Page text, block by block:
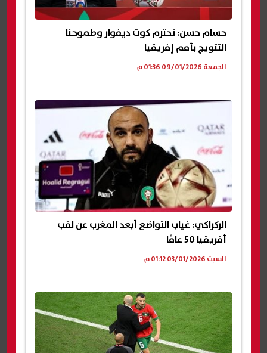
حسام حسن: نحترم كوت ديفوار وطموحنا
التتويج بأمم إفريقيا
الجمعة 09/01/2026 01:36 م
الركراكي: غياب التواضع أبعد المغرب عن لقب
أفريقيا 50 عامًا
السبت 03/01/2026 01:12 م